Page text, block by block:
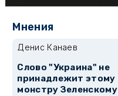
Мнения
Денис Канаев
Слово "Украина" не
принадлежит этому
монстру Зеленскому